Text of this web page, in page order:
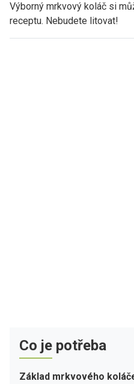
Výborný mrkvový koláč si
receptu. Nebudete litovat!
Co je potřeba
Základ mrkvového